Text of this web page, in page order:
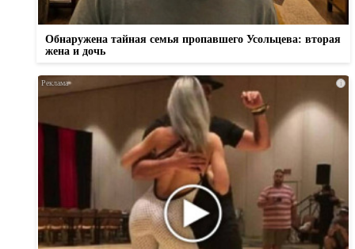
Обнаружена тайная семья пропавшего Усольцева: вторая
жена и дочь
i